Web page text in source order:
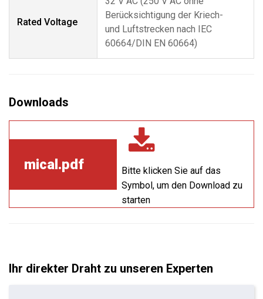
Rated Voltage
Berücksichtigung der Kriech-
und Luftstrecken nach IEC
60664/DIN EN 60664)
mical.pdf
Bitte klicken Sie auf das
Symbol, um den Download zu
starten
Ihr direkter Draht zu unseren Experten